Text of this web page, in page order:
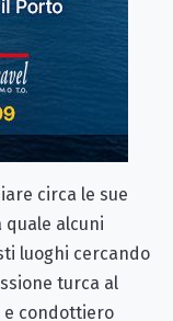
circa le sue
quale alcuni
luoghi cercando
turca al
e condottiero